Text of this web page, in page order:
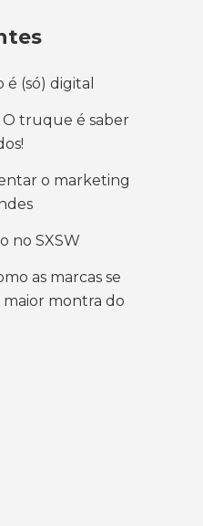
(só) digital
truque é saber
o marketing
no SXSW
as marcas se
maior montra do